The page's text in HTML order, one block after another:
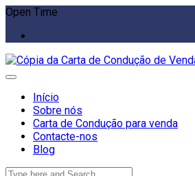
Open Time
Início
Sobre nós
Carta de Condução para venda
Contacte-nos
Blog